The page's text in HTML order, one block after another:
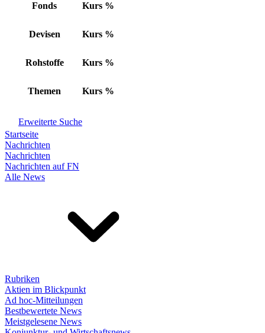
Fonds Kurs %
Devisen Kurs %
Rohstoffe Kurs %
Themen Kurs %
Erweiterte Suche
Startseite
Nachrichten
Nachrichten
Nachrichten auf FN
Alle News
Rubriken
Aktien im Blickpunkt
Ad hoc-Mitteilungen
Bestbewertete News
Meistgelesene News